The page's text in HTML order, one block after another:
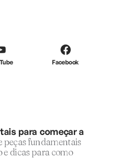
Facebook
para começar a
peças fundamentais
e dicas para como